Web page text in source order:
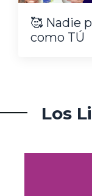
🥰 Nadie
como TÚ
Los